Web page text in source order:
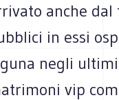
anche
in essi
negli
vip